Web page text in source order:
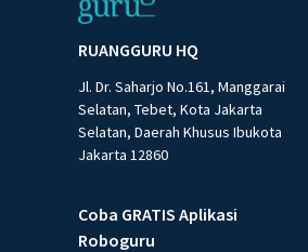
RUANGGURU HQ
Jl. Dr. Saharjo No.161, Manggarai
Selatan, Tebet, Kota Jakarta
Selatan, Daerah Khusus Ibukota
Jakarta 12860
Coba GRATIS Aplikasi
Roboguru